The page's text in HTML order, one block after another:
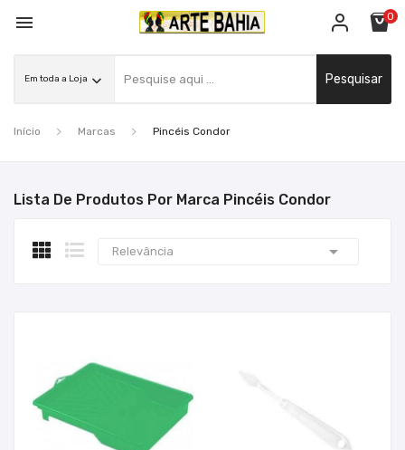
 0
Pesquisar
Início Marcas Pincéis Condor
Lista De Produtos Por Marca Pincéis Condor
Relevância 